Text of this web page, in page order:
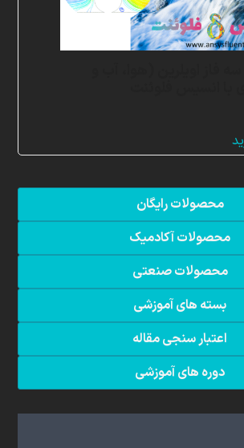
فاز اویلرین (هوا، آب و
انسیس فلوئنت
محصولات رایگان
محصولات آکادمیک
محصولات صنعتی
بسته های آموزشی
اعتبار سنجی مقاله
دوره های آموزشی